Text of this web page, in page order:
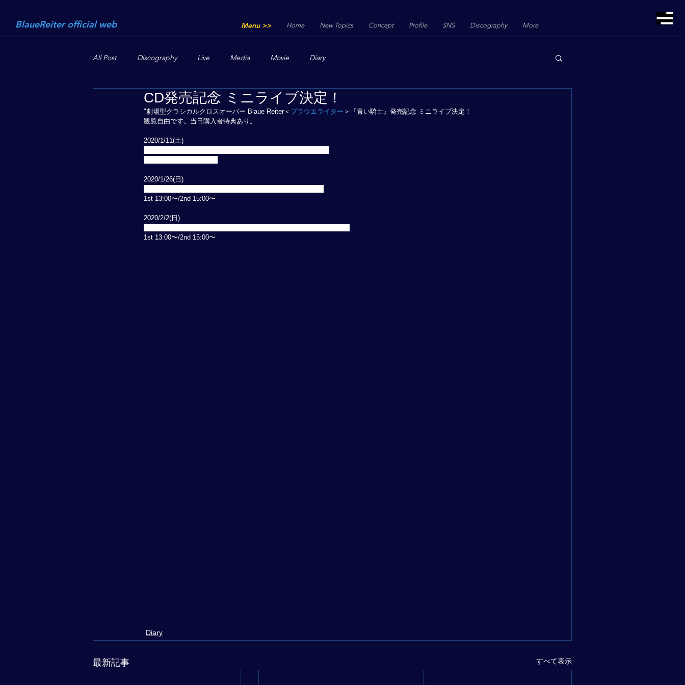
BlaueReiter official web Menu >> Home New Topics Concept Profile SNS Discography More
All Post Discography Live Media Movie Diary
CD発売記念 ミニライブ決定！
"劇場型クラシカルクロスオーバー Blaue Reiter＜ ブラウエライター ＞『青い騎士』発売記念 ミニライブ決定！
観覧自由です。当日購入者特典あり。
2020/1/11(土)
2020/1/26(日)
1st 13:00〜/2nd 15:00〜
2020/2/2(日)
1st 13:00〜/2nd 15:00〜
Diary
最新記事 すべて表示